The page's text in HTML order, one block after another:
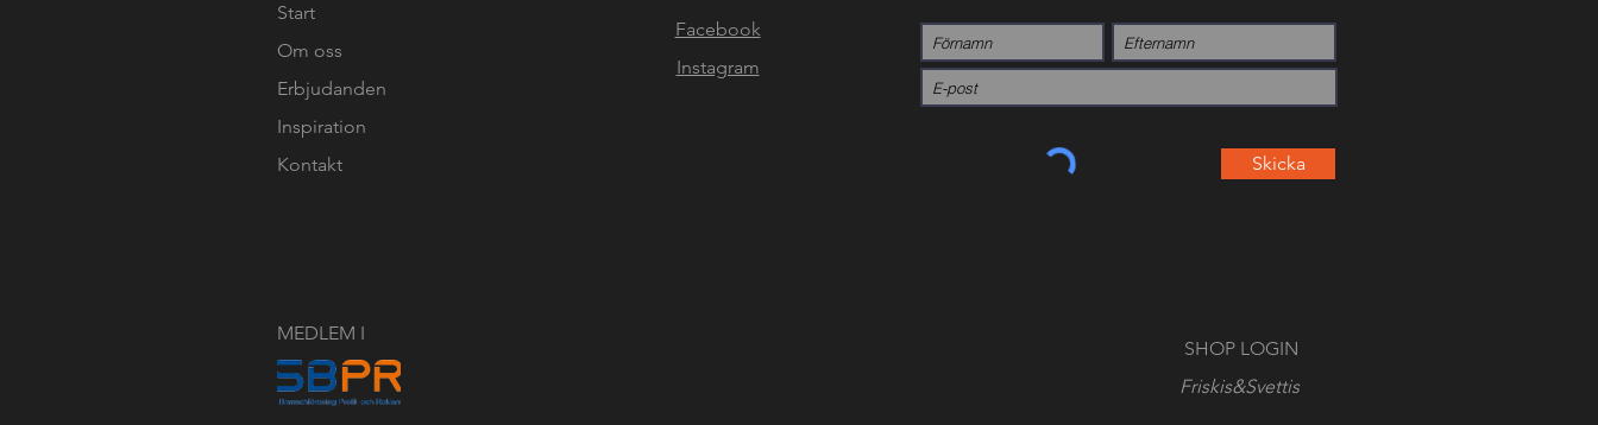
Start
Om oss
Erbjudanden
Inspiration
Kontakt
Facebook
Instagram
MEDLEM I
Skicka
SHOP LOGIN
Friskis&Svettis